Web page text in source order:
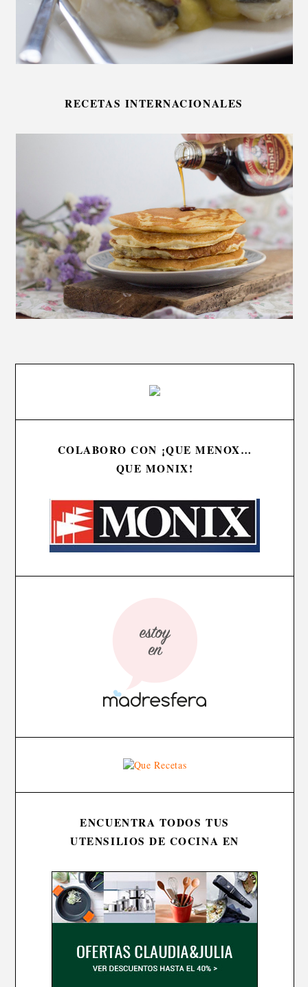
RECETAS INTERNACIONALES
COLABORO CON ¡QUE MENOX…
QUE MONIX!
ENCUENTRA TODOS TUS
UTENSILIOS DE COCINA EN